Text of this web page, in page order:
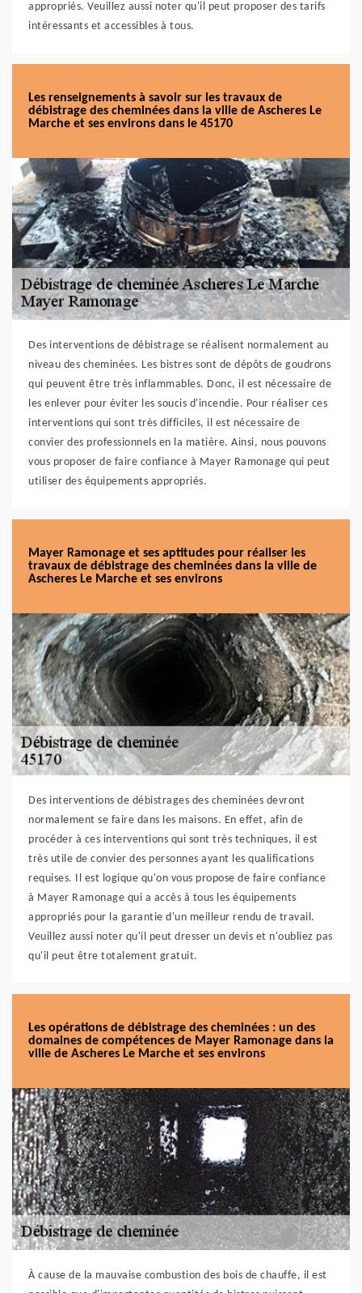
appropriés. Veuillez aussi noter qu'il peut proposer des tarifs
intéressants et accessibles à tous.
Les renseignements à savoir sur les travaux de
débistrage des cheminées dans la ville de Ascheres Le
Marche et ses environs dans le 45170
Des interventions de débistrage se réalisent normalement au
niveau des cheminées. Les bistres sont de dépôts de goudrons
qui peuvent être très inflammables. Donc, il est nécessaire de
les enlever pour éviter les soucis d'incendie. Pour réaliser ces
interventions qui sont très difficiles, il est nécessaire de
convier des professionnels en la matière. Ainsi, nous pouvons
vous proposer de faire confiance à Mayer Ramonage qui peut
utiliser des équipements appropriés.
Mayer Ramonage et ses aptitudes pour réaliser les
travaux de débistrage des cheminées dans la ville de
Ascheres Le Marche et ses environs
Des interventions de débistrages des cheminées devront
normalement se faire dans les maisons. En effet, afin de
procéder à ces interventions qui sont très techniques, il est
très utile de convier des personnes ayant les qualifications
requises. Il est logique qu'on vous propose de faire confiance
à Mayer Ramonage qui a accès à tous les équipements
appropriés pour la garantie d'un meilleur rendu de travail.
Veuillez aussi noter qu'il peut dresser un devis et n'oubliez pas
qu'il peut être totalement gratuit.
Les opérations de débistrage des cheminées : un des
domaines de compétences de Mayer Ramonage dans la
ville de Ascheres Le Marche et ses environs
À cause de la mauvaise combustion des bois de chauffe, il est